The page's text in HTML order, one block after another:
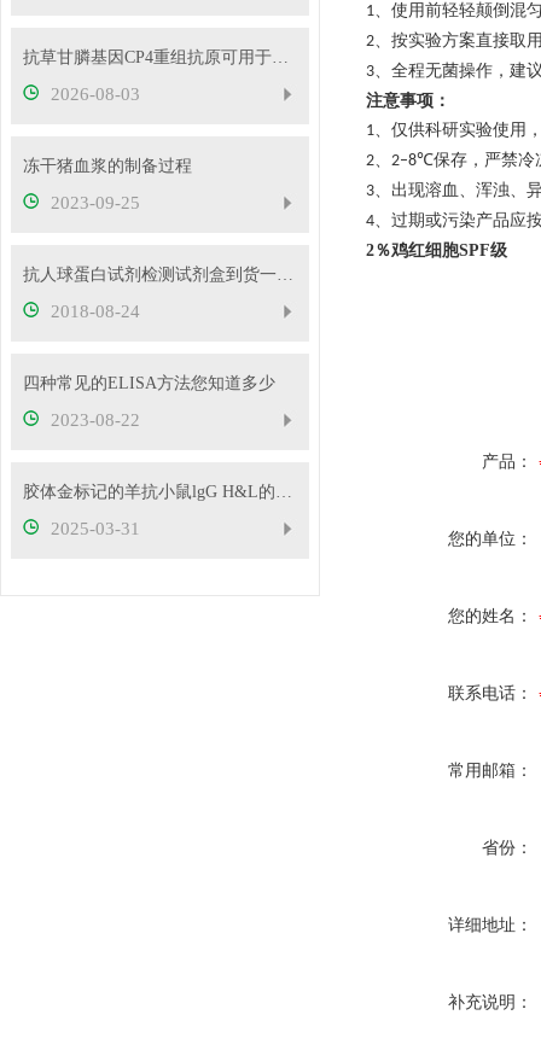
抗草甘膦基因CP4重组抗原可用于酶联免疫等实验
2026-08-03
冻干猪血浆的制备过程
2023-09-25
抗人球蛋白试剂检测试剂盒到货一批，欢迎抢购-信帆生物科技有限公司
2018-08-24
四种常见的ELISA方法您知道多少
2023-08-22
胶体金标记的羊抗小鼠lgG H&L的来源
2025-03-31
1、 使用前轻轻颠倒混
2、 按实验方案直接取
3、 全程无菌操作，建
注意事项 ：
1、 仅供科研实验使用
2、 2–8℃保存，严禁冷
3、 出现溶血、浑浊、
4、 过期或污染产品应
2％鸡红细胞SPF级
产品：
您的单位：
您的姓名：
联系电话：
常用邮箱：
省份：
详细地址：
补充说明：